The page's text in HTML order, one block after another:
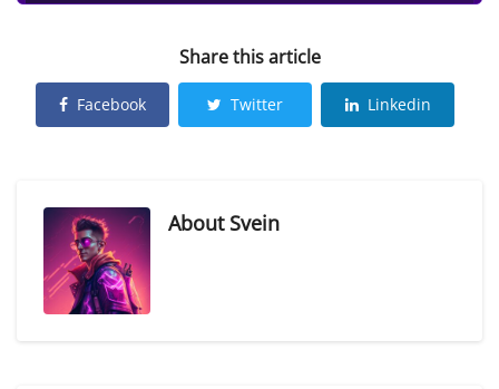
Share this article
Facebook Twitter Linkedin
About Svein